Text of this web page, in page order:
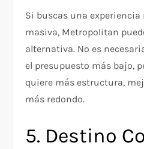
Si buscas una
masiva, Metropolitan
alternativa. No es
el presupuesto más bajo,
quiere más estructura,
más redondo.
5. Destino